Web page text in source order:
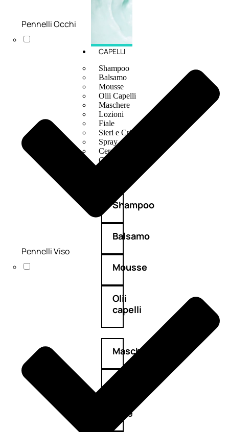
CAPELLI
Shampoo
Balsamo
Mousse
Olii Capelli
Maschere
Lozioni
Fiale
Sieri e Cristalli
Spray
Cera e Crema
Gel Capelli
Shampoo
Balsamo
Mousse
Olii
capelli
Maschere
Fiale
Pennelli Occhi
Pennelli Viso